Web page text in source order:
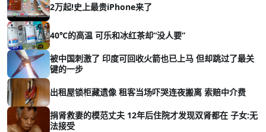
2万起!史上最贵iPhone来了
40℃的高温 可乐和冰红茶却“没人要”
被中国刺激了 印度可回收火箭也已上马 但却跳过了最关
键的一步
出租屋锁柜藏遗像 租客当场吓哭连夜搬离 索赔中介费
捐肾救妻的模范丈夫 12年后住院才发现双肾都在 子女:无
法接受